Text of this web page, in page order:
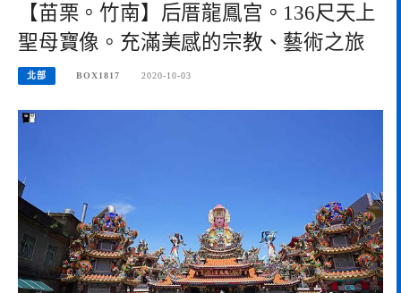
【苗栗。竹南】后厝龍鳳宫。136尺天上
聖母寶像。充滿美感的宗教、藝術之旅
北部 BOX1817 2020-10-03